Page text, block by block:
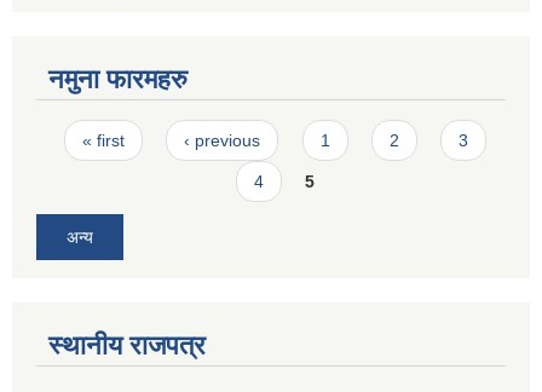
नमुना फारमहरु
Pages
« first ‹ previous 1 2 3
4 5
अन्य
स्थानीय राजपत्र